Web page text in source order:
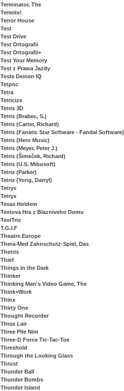
Terminator, The
Termite!
Terror House
Test
Test Drive
Test Ortografii
Test Ortografii+
Test Your Memory
Test z Prawa Jazdy
Teste Deinen IQ
Tetpnc
Tetra
Tetricize
Tetris 3D
Tetris (Brabec, S.)
Tetris (Carter, Richard)
Tetris (Fanatic Star Software - Fandal Software)
Tetris (Hero Music)
Tetris (Meyer, Peter J.)
Tetris (Šimeček, Richard)
Tetris (U.S. Mibusoft)
Tetrix (Parker)
Tetrix (Yong, Darryl)
Tetrys
Tetryx
Texas Holdem
Textova Hra z Blazniveho Domu
TextTris
T.G.I.F
Theatre Europe
Thera-Med Zahnschutz-Spiel, Das
Thetris
Thief
Things in the Dark
Thinker
Thinking Man's Video Game, The
Think+Work
Thinx
Thirty One
Thought Recorder
Thrax Lair
Three Pile Nim
Three-D Force Tic-Tac-Toe
Threshold
Through the Looking Glass
Thrust
Thunder Ball
Thunder Bombs
Thunder Island